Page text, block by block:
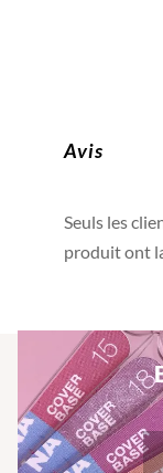
Avis
Seuls les
produit ont